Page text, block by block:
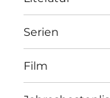
Serien
Film